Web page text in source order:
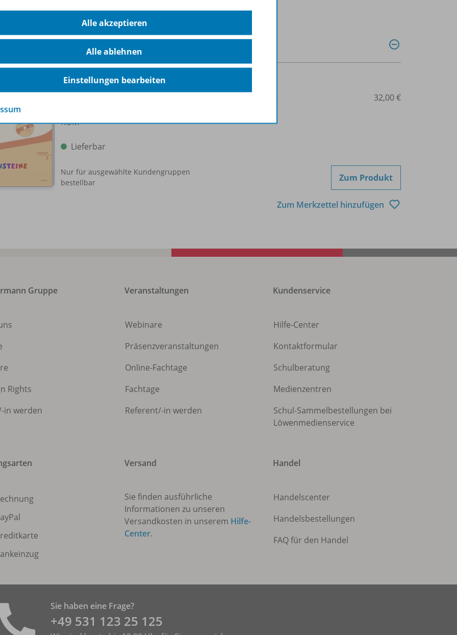
zu folgenden Werken
BAUSTEINE Lesebuch - Ausgabe
ROM
Lieferbar
Nur für ausgewählte Kundengruppen
bestellbar
978-3-425-12913-6 32,00 €
Zum Produkt
Zum Merkzettel hinzufügen
Gruppe
Rights
-in werden
Veranstaltungen
Webinare
Präsenzveranstaltungen
Online-Fachtage
Fachtage
Referent/-in werden
Kundenservice
Hilfe-Center
Kontaktformular
Schulberatung
Medienzentren
Schul-Sammelbestellungen bei
Löwenmedienservice
Versand
Sie finden ausführliche
Informationen zu unseren
Versandkosten in unserem Hilfe-
Center.
Handel
Handelscenter
Handelsbestellungen
FAQ für den Handel
Sie haben eine Frage?
+49 531 ­123 25 125
Alle akzeptieren
Alle ablehnen
Einstellungen bearbeiten